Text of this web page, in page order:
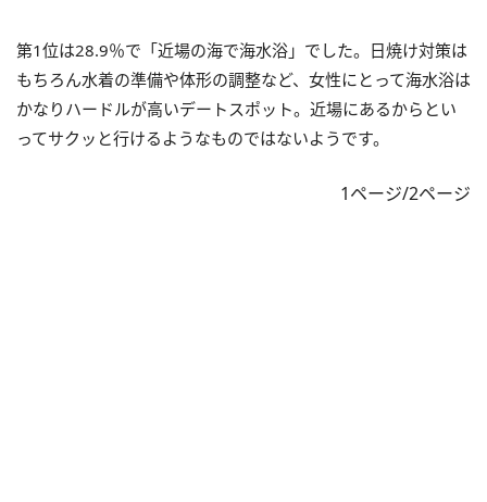
第1位は28.9％で「近場の海で海水浴」でした。日焼け対策は
もちろん水着の準備や体形の調整など、女性にとって海水浴は
かなりハードルが高いデートスポット。近場にあるからとい
ってサクッと行けるようなものではないようです。
1ページ/2ページ